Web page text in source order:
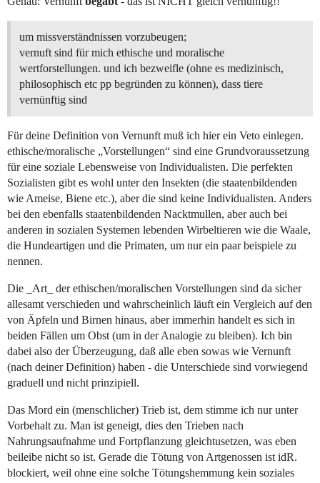
um missverständnissen vorzubeugen;
vernuft sind für mich ethische und moralische
wertforstellungen. und ich bezweifle (ohne es medizinisch,
philosophisch etc pp begründen zu können), dass tiere
vernünftig sind
Für deine Definition von Vernunft muß ich hier ein Veto einlegen.
ethische/moralische „Vorstellungen“ sind eine Grundvoraussetzung
für eine soziale Lebensweise von Individualisten. Die perfekten
Sozialisten gibt es wohl unter den Insekten (die staatenbildenden
wie Ameise, Biene etc.), aber die sind keine Individualisten. Anders
bei den ebenfalls staatenbildenden Nacktmullen, aber auch bei
anderen in sozialen Systemen lebenden Wirbeltieren wie die Waale,
die Hundeartigen und die Primaten, um nur ein paar beispiele zu
nennen.
Die _Art_ der ethischen/moralischen Vorstellungen sind da sicher
allesamt verschieden und wahrscheinlich läuft ein Vergleich auf den
von Äpfeln und Birnen hinaus, aber immerhin handelt es sich in
beiden Fällen um Obst (um in der Analogie zu bleiben). Ich bin
dabei also der Überzeugung, daß alle eben sowas wie Vernunft
(nach deiner Definition) haben - die Unterschiede sind vorwiegend
graduell und nicht prinzipiell.
Das Mord ein (menschlicher) Trieb ist, dem stimme ich nur unter
Vorbehalt zu. Man ist geneigt, dies den Trieben nach
Nahrungsaufnahme und Fortpflanzung gleichtusetzen, was eben
beileibe nicht so ist. Gerade die Tötung von Artgenossen ist idR.
blockiert, weil ohne eine solche Tötungshemmung kein soziales